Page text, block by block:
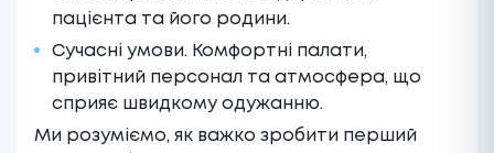
пацієнта та його родини.
Сучасні умови. Комфортні палати,
привітний персонал та атмосфера, що
сприяє швидкому одужанню.
Ми розуміємо, як важко зробити перший